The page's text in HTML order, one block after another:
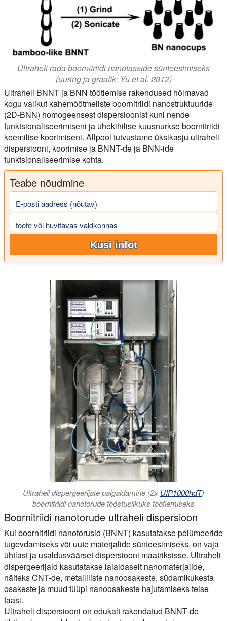
Ultraheli rada boornitriidi nanotasside sünteesimiseks
(uuring ja graafik: Yu et al. 2012)
Ultraheli BNNT ja BNN töötlemise rakendused hõlmavad
kogu valikut kahemõõtmeliste boornitriidi nanostruktuuride
(2D-BNN) homogeensest dispersioonist kuni nende
funktsionaliseerimiseni ja ühekihilise kuusnurkse boornitriidi
keemilise koorimiseni. Allpool tutvustame üksikasju ultraheli
dispersiooni, koorimise ja BNNT-de ja BNN-ide
funktsionaliseerimise kohta.
Teabe nõudmine
E-posti aadress (nõutav)
toote või huvitavas valdkonnas
Küsi infot
Ultraheli dispergeerijate paigaldamine (2x UIP1000hdT)
boornitriidi nanotorude tööstuslikuks töötlemiseks
Boornitriidi nanotorude ultraheli dispersioon
Kui boornitriidi nanotorusid (BNNT) kasutatakse polümeeride
tugevdamiseks või uute materjalide sünteesimiseks, on vaja
ühtlast ja usaldusväärset dispersiooni maatriksisse. Ultraheli
dispergeerijaid kasutatakse laialdaselt nanomaterjalide,
näiteks CNT-de, metalliliste nanoosakeste, südamikukesta
osakeste ja muud tüüpi nanoosakeste hajutamiseks teise
faasi.
Ultraheli dispersiooni on edukalt rakendatud BNNT-de